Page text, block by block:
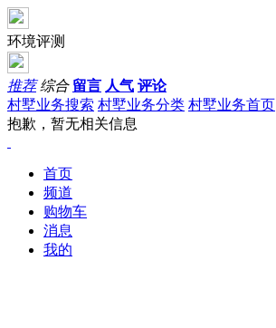
环境评测
推荐 综合 留言 人气 评论
村墅业务搜索 村墅业务分类 村墅业务首页
抱歉，暂无相关信息
首页
频道
购物车
消息
我的